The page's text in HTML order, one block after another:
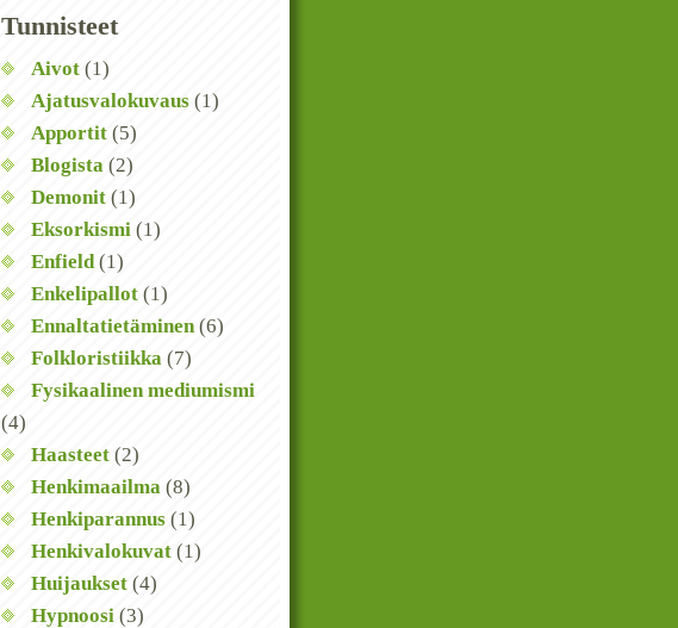
Tunnisteet
Aivot (1)
Ajatusvalokuvaus (1)
Apportit (5)
Blogista (2)
Demonit (1)
Eksorkismi (1)
Enfield (1)
Enkelipallot (1)
Ennaltatietäminen (6)
Folkloristiikka (7)
Fysikaalinen mediumismi
(4)
Haasteet (2)
Henkimaailma (8)
Henkiparannus (1)
Henkivalokuvat (1)
Huijaukset (4)
Hypnoosi (3)